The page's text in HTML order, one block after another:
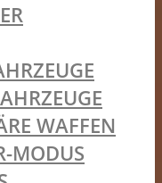
WAFFEN
MODUS